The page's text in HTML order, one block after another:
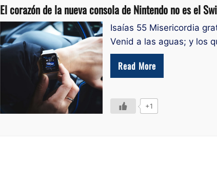
El corazón de la nueva consola de Nintendo no es el
Isaías 55 Misericordia
Venid a las aguas; y los
Read More
+1